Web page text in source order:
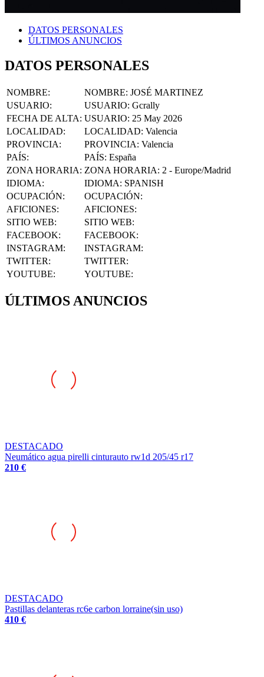
DATOS PERSONALES
ÚLTIMOS ANUNCIOS
DATOS PERSONALES
NOMBRE: NOMBRE: JOSÉ MARTINEZ
USUARIO: USUARIO: Gcrally
FECHA DE ALTA: USUARIO: 25 May 2026
LOCALIDAD: LOCALIDAD: Valencia
PROVINCIA: PROVINCIA: Valencia
PAÍS: PAÍS: España
ZONA HORARIA: ZONA HORARIA: 2 - Europe/Madrid
IDIOMA: IDIOMA: SPANISH
OCUPACIÓN:
OCUPACIÓN:
AFICIONES:
AFICIONES:
SITIO WEB:
SITIO WEB:
FACEBOOK:
FACEBOOK:
INSTAGRAM:
INSTAGRAM:
TWITTER:
TWITTER:
YOUTUBE: YOUTUBE:
ÚLTIMOS ANUNCIOS
DESTACADO
Neumático agua pirelli cinturauto rw1d 205/45 r17
210 €
DESTACADO
Pastillas delanteras rc6e carbon lorraine(sin uso)
410 €